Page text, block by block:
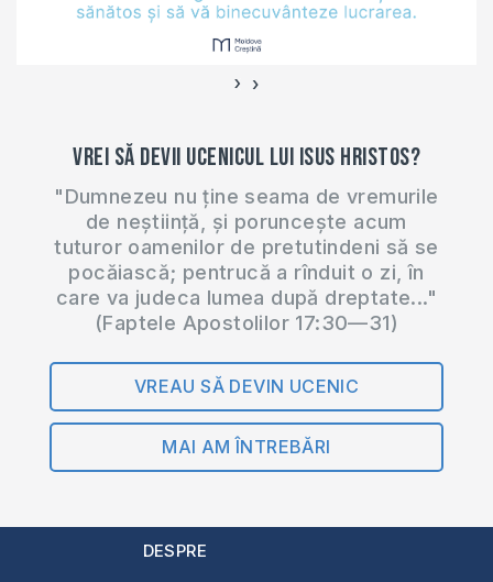
https://amzn.to/338tKVG
https://amzn.to/3GkxzGd
Contactați-ne la
contact@moldovacrestina.md
Urmăriți-ne pe
Facebook:
https://www.facebook.com/moldovacrestina…
‹ ›
Vrei să devii ucenicul lui Isus Hristos?
"Dumnezeu nu ține seama de vremurile
de neștiință, și poruncește acum
tuturor oamenilor de pretutindeni să se
pocăiască; pentrucă a rînduit o zi, în
care va judeca lumea după dreptate..."
(Faptele Apostolilor 17:30—31)
VREAU SĂ DEVIN UCENIC
MAI AM ÎNTREBĂRI
DESPRE